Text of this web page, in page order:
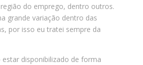
do emprego, dentro outros.
grande variação dentro das
por isso eu tratei sempre da
estar disponibilizado de forma